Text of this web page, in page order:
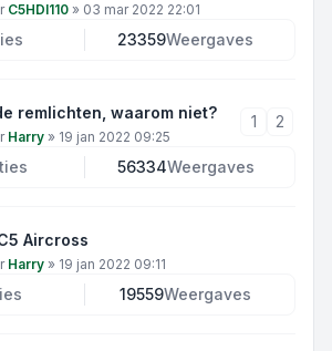
C5HDI110 » 03 mar 2022 22:01
23359Weergaves
remlichten, waarom niet?
Harry » 19 jan 2022 09:25
1 2
56334Weergaves
Aircross
Harry » 19 jan 2022 09:11
19559Weergaves